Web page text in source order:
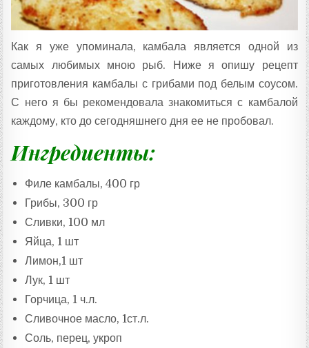
Как я уже упоминала, камбала является одной из
самых любимых мною рыб. Ниже я опишу рецепт
приготовления камбалы с грибами под белым соусом.
С него я бы рекомендовала знакомиться с камбалой
каждому, кто до сегодняшнего дня ее не пробовал.
Ингредиенты:
Филе камбалы, 400 гр
Грибы, 300 гр
Сливки, 100 мл
Яйца, 1 шт
Лимон,1 шт
Лук, 1 шт
Горчица, 1 ч.л.
Сливочное масло, 1ст.л.
Соль, перец, укроп